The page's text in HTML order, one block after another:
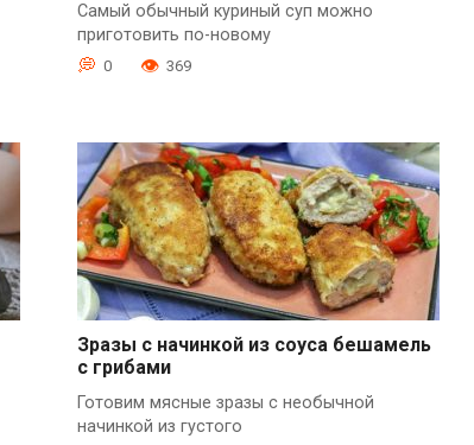
Самый обычный куриный суп можно
приготовить по-новому
0 369
Зразы с начинкой из соуса бешамель
с грибами
Готовим мясные зразы с необычной
начинкой из густого